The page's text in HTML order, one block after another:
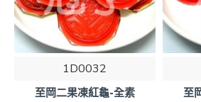
1D0032
至岡二果凍紅龜-全素
至